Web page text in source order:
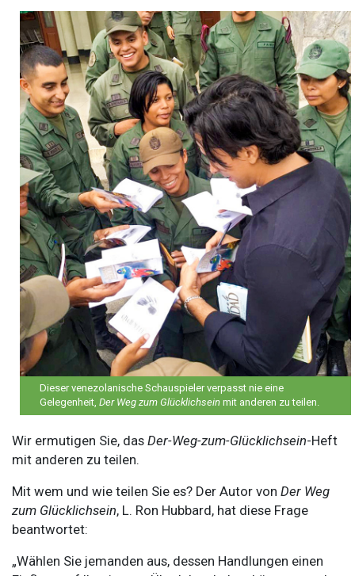
Dieser venezolanische Schauspieler verpasst nie eine
Gelegenheit, Der Weg zum Glücklichsein mit anderen zu teilen.
Wir ermutigen Sie, das Der-Weg-zum-Glücklichsein-Heft
mit anderen zu teilen.
Mit wem und wie teilen Sie es? Der Autor von Der Weg
zum Glücklichsein, L. Ron Hubbard, hat diese Frage
beantwortet:
„Wählen Sie jemanden aus, dessen Handlungen einen